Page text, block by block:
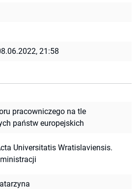
21:58
pracowniczego na tle
państw europejskich
Universitatis Wratislaviensis.